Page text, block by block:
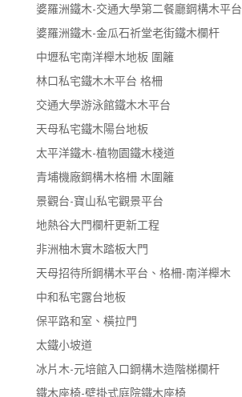
婆羅洲鐵木-交通大學第二餐廳鋼構木平台
婆羅洲鐵木-金瓜石祈堂老街鐵木欄杆
中壢私宅南洋櫸木地板 圍籬
林口私宅鐵木木平台 格柵
交通大學游泳館鐵木木平台
天母私宅鐵木陽台地板
太平洋鐵木-植物園鐵木棧道
青埔機廠鋼構木格柵 木圍籬
景觀台-寶山私宅觀景平台
地熱谷大門欄杆更新工程
非洲柚木實木踏板大門
天母招待所鋼構木平台、格柵-南洋櫸木
中和私宅露台地板
保平路和室、橫拉門
太鐵小坡道
冰片木-元培館入口鋼構木造階梯欄杆
鐵木座椅-壁掛式庭院鐵木座椅